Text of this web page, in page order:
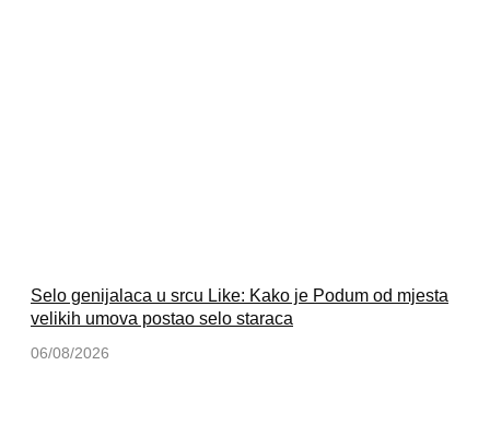
Selo genijalaca u srcu Like: Kako je Podum od mjesta
velikih umova postao selo staraca
06/08/2026